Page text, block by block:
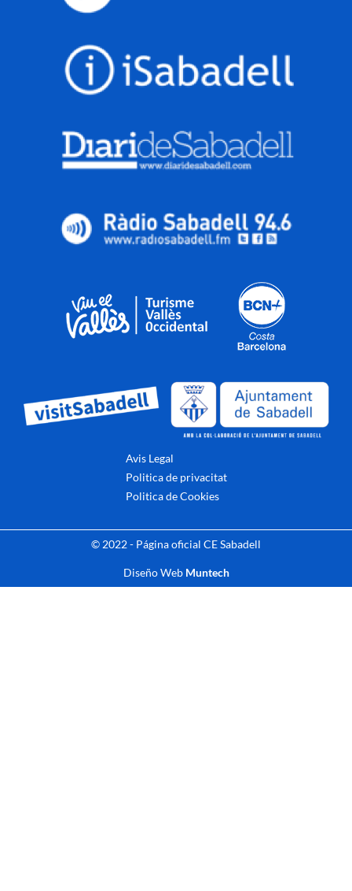
Avis Legal
Politica de privacitat
Politica de Cookies
© 2022 - Página oficial CE Sabadell
Diseño Web Muntech